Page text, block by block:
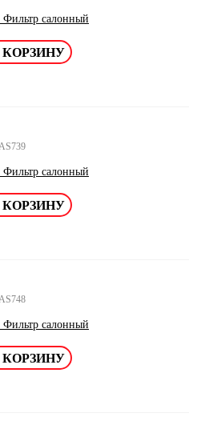
Фильтр салонный
Фильтр салонный
Фильтр салонный